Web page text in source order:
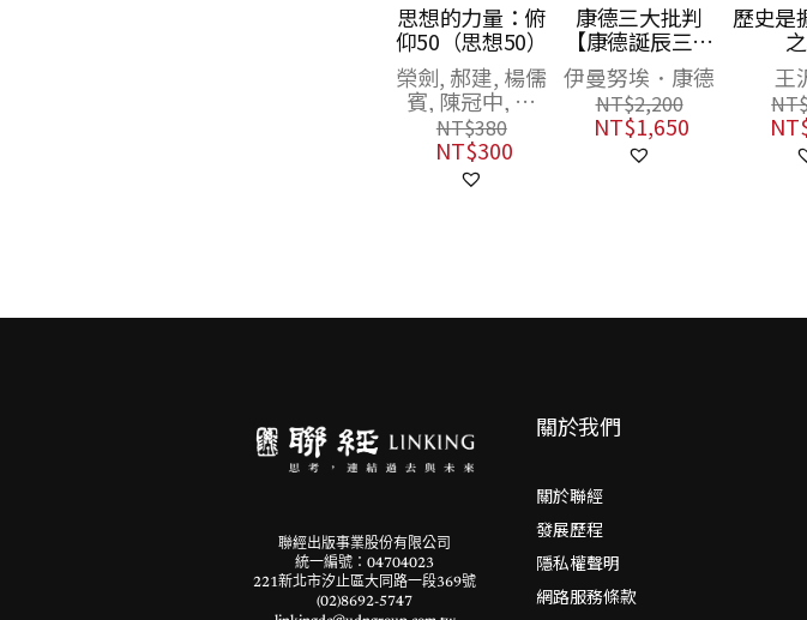
思想的力量：俯
仰50（思想50）
榮劍, 郝建, 楊儒
賓, 陳冠中, 吳
思, 王汎森, 許紀
霖, 張倫, 唐小
兵, 陳正國, 賴錫
三, 陸符嘉, 丁學
NT$380
NT$300
康德三大批判
【康德誕辰三百
周年紀念盒裝
版】
伊曼努埃．康德
NT$2,200
NT$1,650
歷史是
王
聯經出版事業股份有限公司
統一編號：04704023
221新北市汐止區大同路一段369號
(02)8692-5747
關於我們
關於聯經
發展歷程
隱私權聲明
網路服務條款